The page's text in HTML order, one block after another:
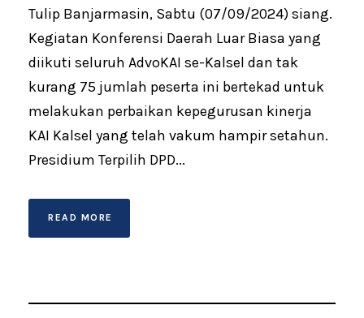
Tulip Banjarmasin, Sabtu (07/09/2024) siang.
Kegiatan Konferensi Daerah Luar Biasa yang
diikuti seluruh AdvoKAI se-Kalsel dan tak
kurang 75 jumlah peserta ini bertekad untuk
melakukan perbaikan kepegurusan kinerja
KAI Kalsel yang telah vakum hampir setahun.
Presidium Terpilih DPD...
READ MORE